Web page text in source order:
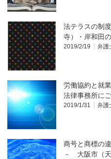
法テラスの
寺）・岸和田
2019/2/19 弁護
労働協約と就
法律事務所に
2019/1/31 弁護
商号と商標の
－ 大阪市（